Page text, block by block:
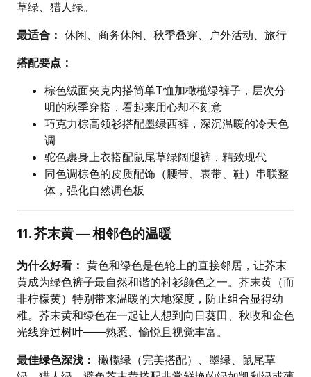
草绿、猎人绿。
最适合： 休闲、商务休闲、秋季叠穿、户外活动、旅行
搭配要点：
棕色绒面夹克内搭简单T恤加橄榄绿裤子，层次分
明的秋季穿搭，看起来用心却不刻意
巧克力棕高领衫搭配墨绿西裤，深沉温暖的冷天色
调
驼色裹身上衣搭配鼠尾草绿阔腿裤，精致现代
同色调棕色的皮质配饰（腰带、表带、鞋）串联整
体，强化自然调色板
11. 芥末黄 — 相邻色的温暖
为什么好看： 黄色和绿色是色轮上的直接邻居，让芥末
黄成为绿色裤子最自然和谐的衬衫颜色之一。芥末黄（而
非柠檬黄）特别带来温暖的大地深度，防止组合显得幼
稚。芥末黄和绿色在一起让人想到向日葵田、秋收和金色
光线穿过树叶——熟悉、愉悦且视觉丰富。
最佳绿色深浅： 橄榄绿（完美搭配）、墨绿、鼠尾草